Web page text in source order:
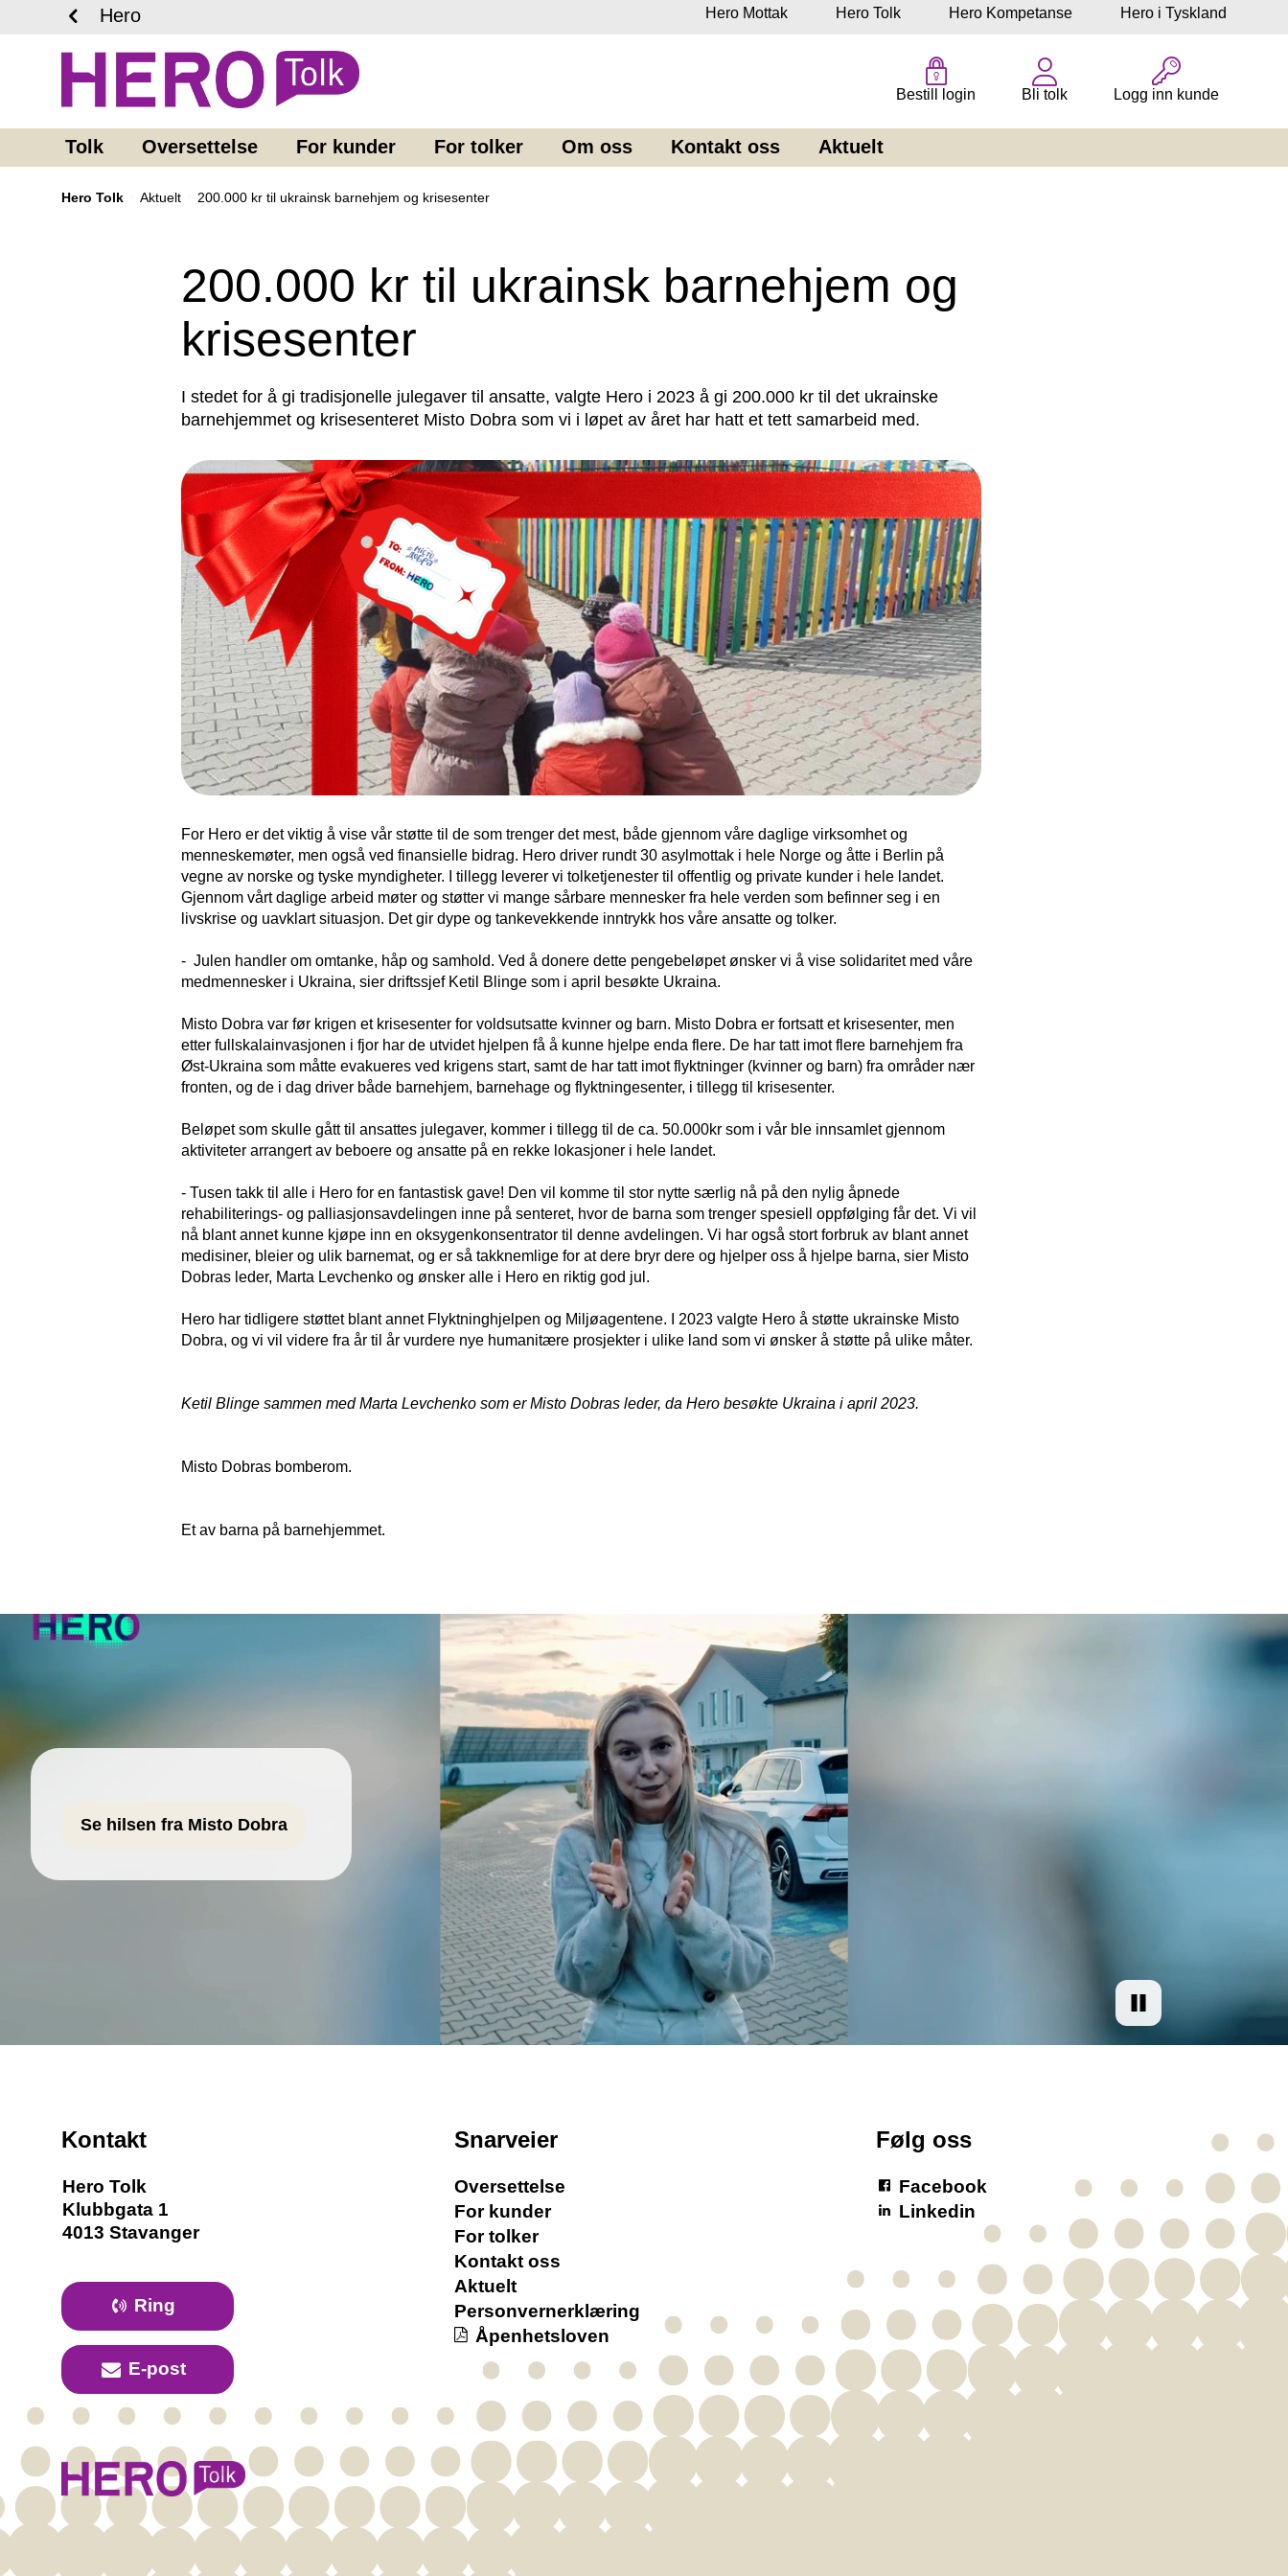
Hero Hero Mottak Hero Tolk Hero Kompetanse Hero i Tyskland
Bestill login Bli tolk Logg inn kunde
Tolk Oversettelse For kunder For tolker Om oss Kontakt oss Aktuelt
Hero Tolk Aktuelt 200.000 kr til ukrainsk barnehjem og krisesenter
200.000 kr til ukrainsk barnehjem og
krisesenter
I stedet for å gi tradisjonelle julegaver til ansatte, valgte Hero i 2023 å gi 200.000 kr til det ukrainske
barnehjemmet og krisesenteret Misto Dobra som vi i løpet av året har hatt et tett samarbeid med.
For Hero er det viktig å vise vår støtte til de som trenger det mest, både gjennom våre daglige virksomhet og
menneskemøter, men også ved finansielle bidrag. Hero driver rundt 30 asylmottak i hele Norge og åtte i Berlin på
vegne av norske og tyske myndigheter. I tillegg leverer vi tolketjenester til offentlig og private kunder i hele landet.
Gjennom vårt daglige arbeid møter og støtter vi mange sårbare mennesker fra hele verden som befinner seg i en
livskrise og uavklart situasjon. Det gir dype og tankevekkende inntrykk hos våre ansatte og tolker.
- Julen handler om omtanke, håp og samhold. Ved å donere dette pengebeløpet ønsker vi å vise solidaritet med våre
medmennesker i Ukraina, sier driftssjef Ketil Blinge som i april besøkte Ukraina.
Misto Dobra var før krigen et krisesenter for voldsutsatte kvinner og barn. Misto Dobra er fortsatt et krisesenter, men
etter fullskalainvasjonen i fjor har de utvidet hjelpen få å kunne hjelpe enda flere. De har tatt imot flere barnehjem fra
Øst-Ukraina som måtte evakueres ved krigens start, samt de har tatt imot flyktninger (kvinner og barn) fra områder nær
fronten, og de i dag driver både barnehjem, barnehage og flyktningesenter, i tillegg til krisesenter.
Beløpet som skulle gått til ansattes julegaver, kommer i tillegg til de ca. 50.000kr som i vår ble innsamlet gjennom
aktiviteter arrangert av beboere og ansatte på en rekke lokasjoner i hele landet.
- Tusen takk til alle i Hero for en fantastisk gave! Den vil komme til stor nytte særlig nå på den nylig åpnede
rehabiliterings- og palliasjonsavdelingen inne på senteret, hvor de barna som trenger spesiell oppfølging får det. Vi vil
nå blant annet kunne kjøpe inn en oksygenkonsentrator til denne avdelingen. Vi har også stort forbruk av blant annet
medisiner, bleier og ulik barnemat, og er så takknemlige for at dere bryr dere og hjelper oss å hjelpe barna, sier Misto
Dobras leder, Marta Levchenko og ønsker alle i Hero en riktig god jul.
Hero har tidligere støttet blant annet Flyktninghjelpen og Miljøagentene. I 2023 valgte Hero å støtte ukrainske Misto
Dobra, og vi vil videre fra år til år vurdere nye humanitære prosjekter i ulike land som vi ønsker å støtte på ulike måter.
Ketil Blinge sammen med Marta Levchenko som er Misto Dobras leder, da Hero besøkte Ukraina i april 2023.
Misto Dobras bomberom.
Et av barna på barnehjemmet.
Se hilsen fra Misto Dobra
Kontakt
Hero Tolk
Klubbgata 1
4013 Stavanger
Ring
E-post
Snarveier
Oversettelse
For kunder
For tolker
Kontakt oss
Aktuelt
Personvernerklæring
Åpenhetsloven
Følg oss
Facebook
Linkedin